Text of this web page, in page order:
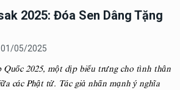
2025: Đóa Sen Dâng Tặng
01/05/2025
Quốc 2025, một dịp biểu trưng cho tình thân
các Phật tử. Tác giả nhấn mạnh ý nghĩa